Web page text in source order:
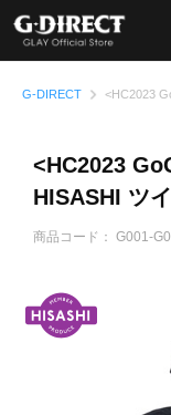
G-DIRECT
<HC2023
HISASHI ツ
商品コード： G001-